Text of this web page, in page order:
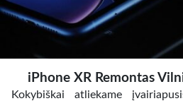
iPhone XR Remontas
Kokybiškai atliekame